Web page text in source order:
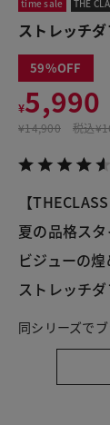
time sale THE
ストレッチ
59
¥5,990
¥14,900 税込
【
夏の品格スタ
ビジューの
ストレッチ
同シリーズで